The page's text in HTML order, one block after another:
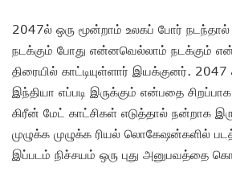
2047ல் ஒரு மூன்றாம் உலகப் போர் நடந்தால்
நடக்கும் போது என்னவெல்லாம் நடக்கும்
திரையில் காட்டியுள்ளார் இயக்குனர்.
இந்தியா எப்படி இருக்கும் என்பதை சிறப்பாக
கிரீன் மேட் காட்சிகள் எடுத்தால் நன்றாக
முழுக்க முழுக்க ரியல் லொகேஷன்களில்
இப்படம் நிச்சயம் ஒரு புது அனுபவத்தை